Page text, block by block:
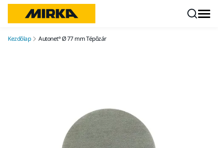
Kezdőlap Autonet® Ø 77 mm Tépőzár